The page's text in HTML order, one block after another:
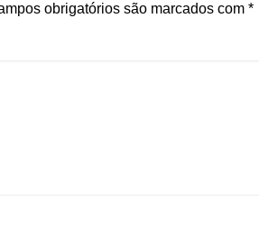
obrigatórios são marcados com *